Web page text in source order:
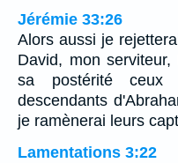
Jérémie 33:26
Alors aussi je
David, mon
sa postérité ceux
descendants
je ramènerai leurs
Lamentations 3:22